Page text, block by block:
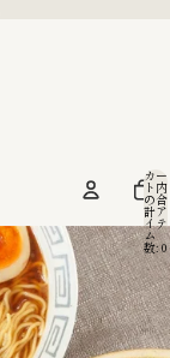
カー
ト内
の合
計ア
イテ
ム
数: 0